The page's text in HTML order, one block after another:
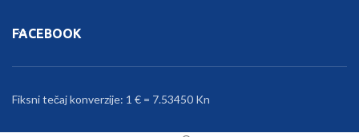
FACEBOOK
Fiksni tečaj konverzije: 1 € = 7.53450 Kn